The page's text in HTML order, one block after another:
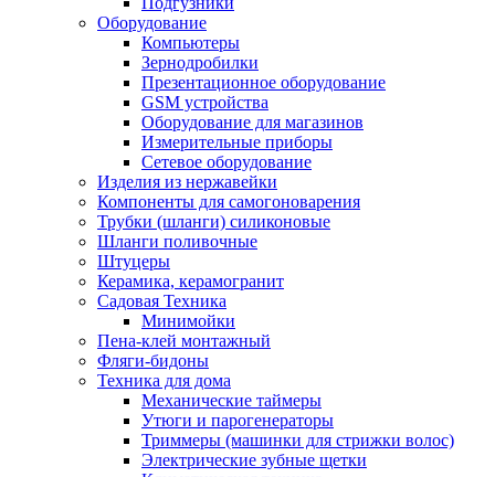
Оборудование
Компьютеры
Зернодробилки
Презентационное оборудование
GSM устройства
Оборудование для магазинов
Измерительные приборы
Сетевое оборудование
Изделия из нержавейки
Компоненты для самогоноварения
Трубки (шланги) силиконовые
Шланги поливочные
Штуцеры
Керамика, керамогранит
Садовая Техника
Минимойки
Пена-клей монтажный
Фляги-бидоны
Техника для дома
Механические таймеры
Утюги и парогенераторы
Триммеры (машинки для стрижки волос)
Электрические зубные щетки